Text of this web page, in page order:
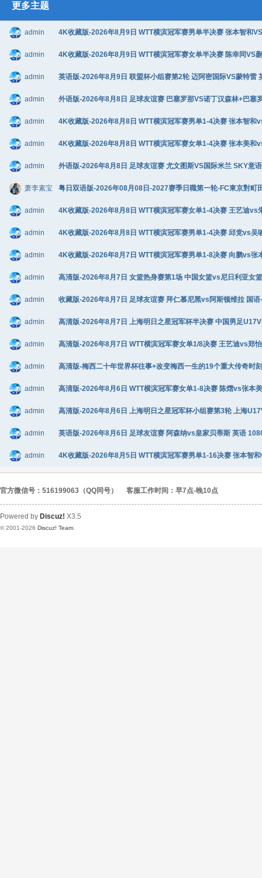
更多主题
admin 4K收藏版-2026年8月9日 WTT横滨冠军赛男单半决赛 张本智和
admin 4K收藏版-2026年8月9日 WTT横滨冠军赛女单半决赛 陈幸同VS
admin 英语版-2026年8月9日 联盟杯小组赛第2轮 迈阿密国际VS蒙特雷
admin 外语版-2026年8月8日 足球友谊赛 巴塞罗那VS诺丁汉森林+巴
admin 4K收藏版-2026年8月8日 WTT横滨冠军赛男单1-4决赛 张本智
admin 4K收藏版-2026年8月8日 WTT横滨冠军赛女单1-4决赛 张本美
admin 外语版-2026年8月8日 足球友谊赛 尤文图斯VS国际米兰 SKY意
萧李素宝 粤日双语版-2026年08月08日-2027赛季日職第一轮-FC東京對町
admin 4K收藏版-2026年8月8日 WTT横滨冠军赛女单1-4决赛 王艺迪vs
admin 4K收藏版-2026年8月8日 WTT横滨冠军赛男单1-4决赛 邱党vs吴
admin 4K收藏版-2026年8月7日 WTT横滨冠军赛男单1-8决赛 向鹏vs
admin 高清版-2026年8月7日 女篮热身赛第1场 中国女篮vs尼日利亚女
admin 收藏版-2026年8月7日 足球友谊赛 拜仁慕尼黑vs阿斯顿维拉 国
admin 高清版-2026年8月7日 上海明日之星冠军杯半决赛 中国男足
admin 高清版-2026年8月7日 WTT横滨冠军赛女单1/8决赛 王艺迪vs郑
admin 高清版-梅西二十年世界杯往事+改变梅西一生的19个重大传奇
admin 高清版-2026年8月6日 WTT横滨冠军赛女单1-8决赛 陈熠vs张本
admin 高清版-2026年8月6日 上海明日之星冠军杯小组赛第3轮 上海
admin 英语版-2026年8月6日 足球友谊赛 阿森纳vs皇家贝蒂斯 英语
admin 4K收藏版-2026年8月5日 WTT横滨冠军赛男单1-16决赛 张本智
官方微信号：516199063（QQ同号） 客服工作时间：早7点-晚10点
Powered by Discuz! X3.5
© 2001-2026 Discuz! Team